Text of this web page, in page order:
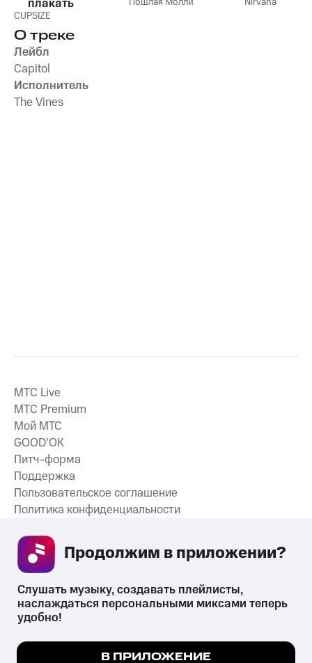
плакать
CUPSIZE
О треке
Лейбл
Capitol
Исполнитель
The Vines
СКАЧАТЬ ПРИЛОЖЕНИЕ
MTС Live
MTС Premium
Мой МТС
GOOD’OK
Питч-форма
Поддержка
Пользовательское соглашение
Политика конфиденциальности
психотропных веществ, их аналогов причиняет вред здоровью,
их незаконный оборот запрещён и влечёт установленную
Мы используем куки, чтобы на сайте все
Слушать музыку, создавать плейлисты,
наслаждаться персональными миксами теперь
удобно!
В ПРИЛОЖЕНИЕ